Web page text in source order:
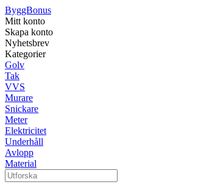
ByggBonus
Mitt konto
Skapa konto
Nyhetsbrev
Kategorier
Golv
Tak
VVS
Murare
Snickare
Meter
Elektricitet
Underhåll
Avlopp
Material